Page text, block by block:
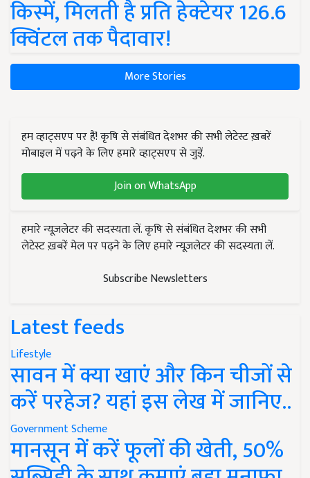
किस्में, मिलती है प्रति हेक्टेयर 126.6
क्विंटल तक पैदावार!
More Stories
हम व्हाट्सएप पर हैं! कृषि से संबंधित देशभर की सभी लेटेस्ट ख़बरें
मोबाइल में पढ़ने के लिए हमारे व्हाट्सएप से जुड़ें.
Join on WhatsApp
हमारे न्यूज़लेटर की सदस्यता लें. कृषि से संबंधित देशभर की सभी
लेटेस्ट ख़बरें मेल पर पढ़ने के लिए हमारे न्यूज़लेटर की सदस्यता लें.
Subscribe Newsletters
Latest feeds
Lifestyle
सावन में क्या खाएं और किन चीजों से
करें परहेज? यहां इस लेख में जानिए..
Government Scheme
मानसून में करें फूलों की खेती, 50%